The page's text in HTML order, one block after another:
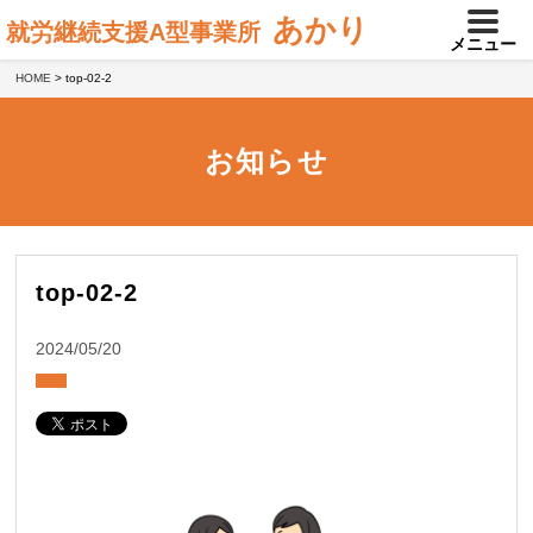
就労継続支援A型事業所 あかり メニュー
HOME > top-02-2
お知らせ
top-02-2
2024/05/20